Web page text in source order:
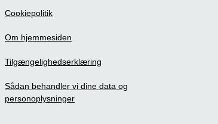
Cookiepolitik
Om hjemmesiden
Tilgængelighedserklæring
Sådan behandler vi dine data og
personoplysninger